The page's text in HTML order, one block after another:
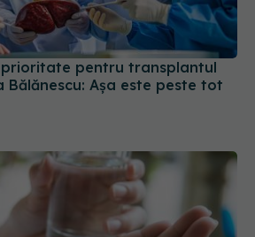
Bălănescu: Așa este peste tot